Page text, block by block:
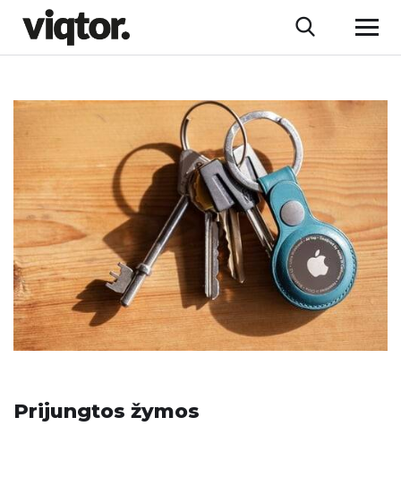
Prijungtos žymos